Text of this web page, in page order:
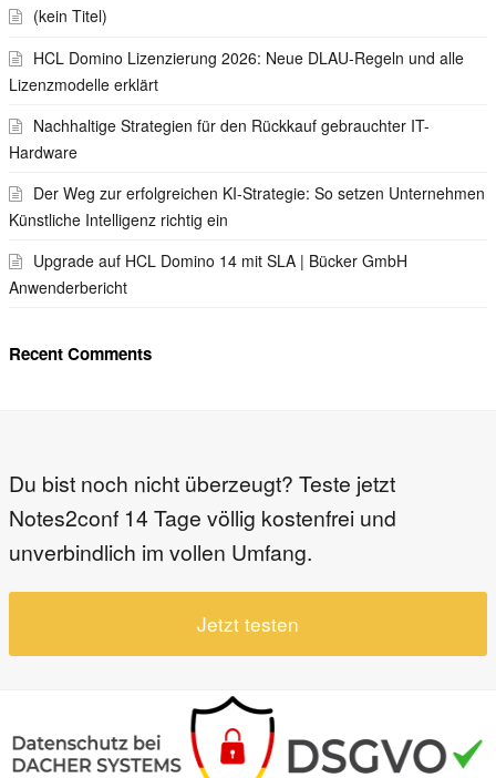
(kein Titel)
HCL Domino Lizenzierung 2026: Neue DLAU-Regeln und alle
Lizenzmodelle erklärt
Nachhaltige Strategien für den Rückkauf gebrauchter IT-
Hardware
Der Weg zur erfolgreichen KI-Strategie: So setzen Unternehmen
Künstliche Intelligenz richtig ein
Upgrade auf HCL Domino 14 mit SLA | Bücker GmbH
Anwenderbericht
Recent Comments
Du bist noch nicht überzeugt? Teste jetzt
Notes2conf 14 Tage völlig kostenfrei und
unverbindlich im vollen Umfang.
Jetzt testen